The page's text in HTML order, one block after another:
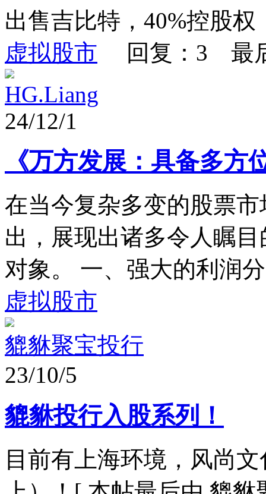
出售吉比特，40%控股权
虚拟股市 回复：3 最
HG.Liang
24/12/1
《万方发展：具备多方
在当今复杂多变的股票
出，展现出诸多令人瞩
对象。 一、强大的利润
虚拟股市
貔貅聚宝投行
23/10/5
貔貅投行入股系列！
目前有上海环境，风尚